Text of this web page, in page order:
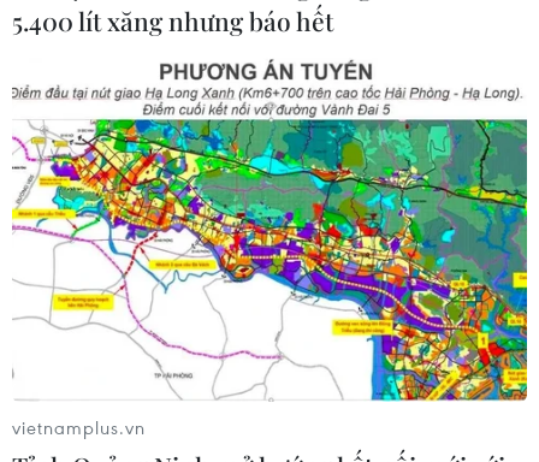
Đài truyền hình nhà nước Iran cho biết ông Rouhani sẽ
có bài phát biểu toàn quốc sau khi Tehran thực hiện các
vụ tấn công bằng tên lửa nhằm vào mục tiêu Mỹ ở Iraq
nhưng chưa có thời gian chính xác.
5.400 lít xăng nhưng báo hết
vietnamplus.vn